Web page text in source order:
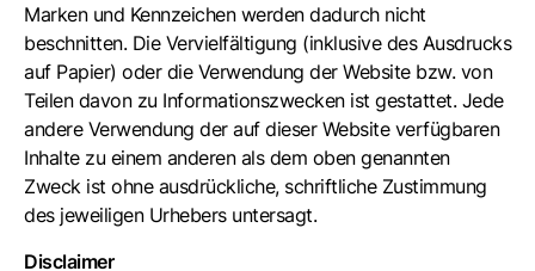
Marken und Kennzeichen werden dadurch nicht
beschnitten. Die Vervielfältigung (inklusive des Ausdrucks
auf Papier) oder die Verwendung der Website bzw. von
Teilen davon zu Informationszwecken ist gestattet. Jede
andere Verwendung der auf dieser Website verfügbaren
Inhalte zu einem anderen als dem oben genannten
Zweck ist ohne ausdrückliche, schriftliche Zustimmung
des jeweiligen Urhebers untersagt.
Disclaimer